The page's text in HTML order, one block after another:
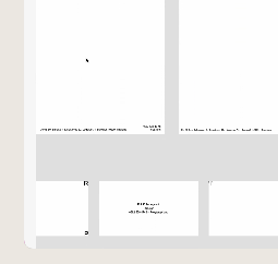
Other